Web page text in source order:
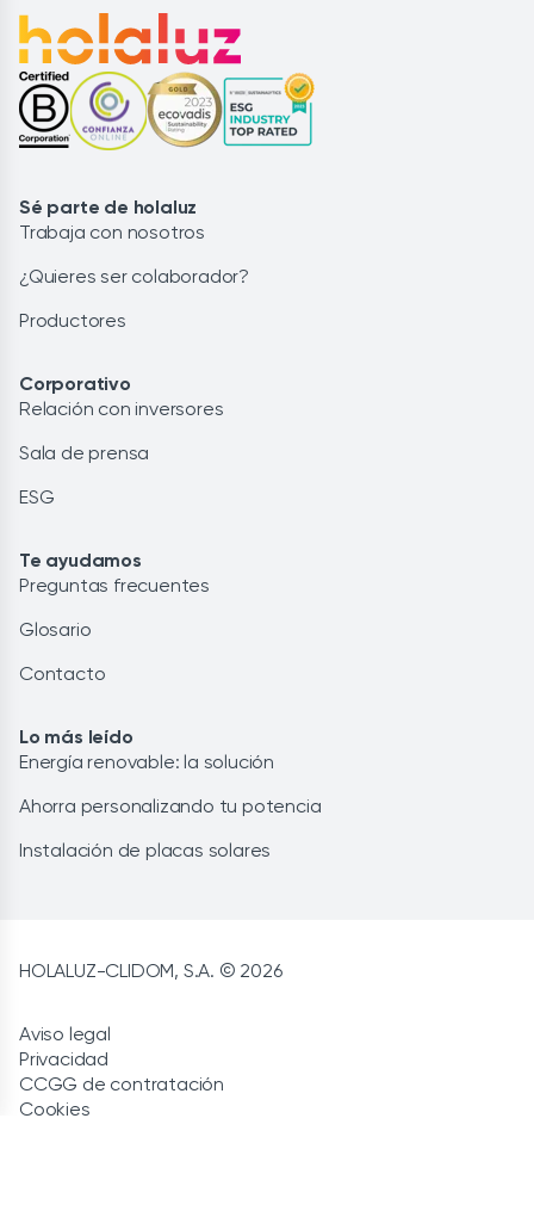
Sé parte de holaluz
Trabaja con nosotros
¿Quieres ser colaborador?
Productores
Corporativo
Relación con inversores
Sala de prensa
ESG
Te ayudamos
Preguntas frecuentes
Glosario
Contacto
Lo más leído
Energía renovable: la solución
Ahorra personalizando tu potencia
Instalación de placas solares
HOLALUZ-CLIDOM, S.A. © 2026
Aviso legal
Privacidad
CCGG de contratación
Cookies